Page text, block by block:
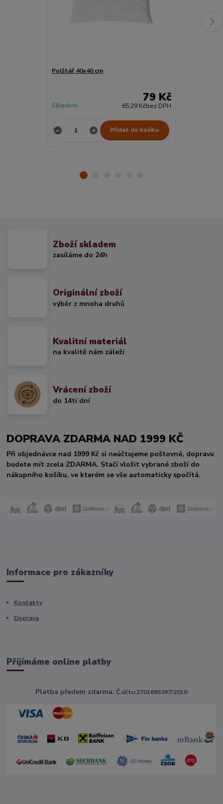
Polštář 40x40 cm
79 Kč
65,29 Kčbez DPH
Skladem
Přidat do košíku
Zboží skladem
zasíláme do 24h
Originální zboží
výběr z mnoha druhů
Kvalitní materiál
na kvalitě nám záleží
Vrácení zboží
do 14ti dní
DOPRAVA ZDARMA NAD 1999 KČ
Při objednávce nad 1999 Kč si neúčtujeme poštovné, dopravu
budete mít zcela ZDARMA. Stačí vložit vybrané zboží do
nákupního košíku, ve kterém se vše automaticky spočítá.
Informace pro zákazníky
Kontakty
Doprava
Přijímáme online platby
Platba předem zdarma. Č.účtu:2701665397/2010